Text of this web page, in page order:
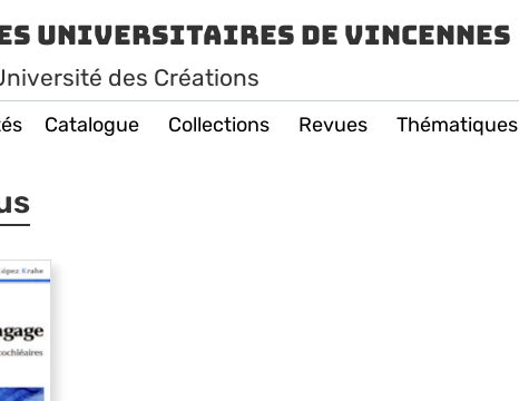
Universitaires de Vincennes
des Créations
Catalogue Collections Revues Thématiques